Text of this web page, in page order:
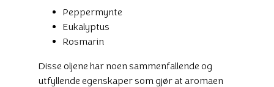
Peppermynte
Eukalyptus
Rosmarin
Disse oljene har noen sammenfallende og
utfyllende egenskaper som gjør at aromaen